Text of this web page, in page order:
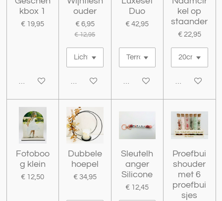
kbox 1
€ 19,95
Bekijk details
ouder
€ 6,95
€ 12,95
Bekijk details
Duo
€ 42,95
Bekijk details
kel op
staander
€ 22,95
Bekijk details
Fotoboo
g klein
€ 12,50
Dubbele
hoepel
€ 34,95
Sleutelh
anger
Silicone
€ 12,45
Proefbui
shouder
met 6
proefbui
sjes